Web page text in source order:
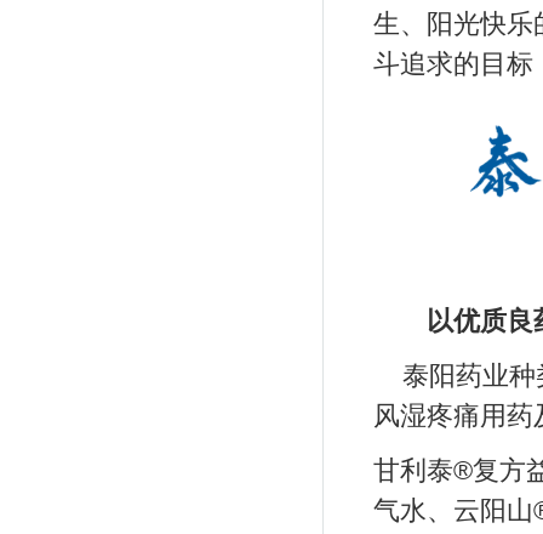
生、阳光快乐
斗追求的目标
以优质良
泰阳药业
风湿疼痛用
甘利泰®复方
气水、云阳